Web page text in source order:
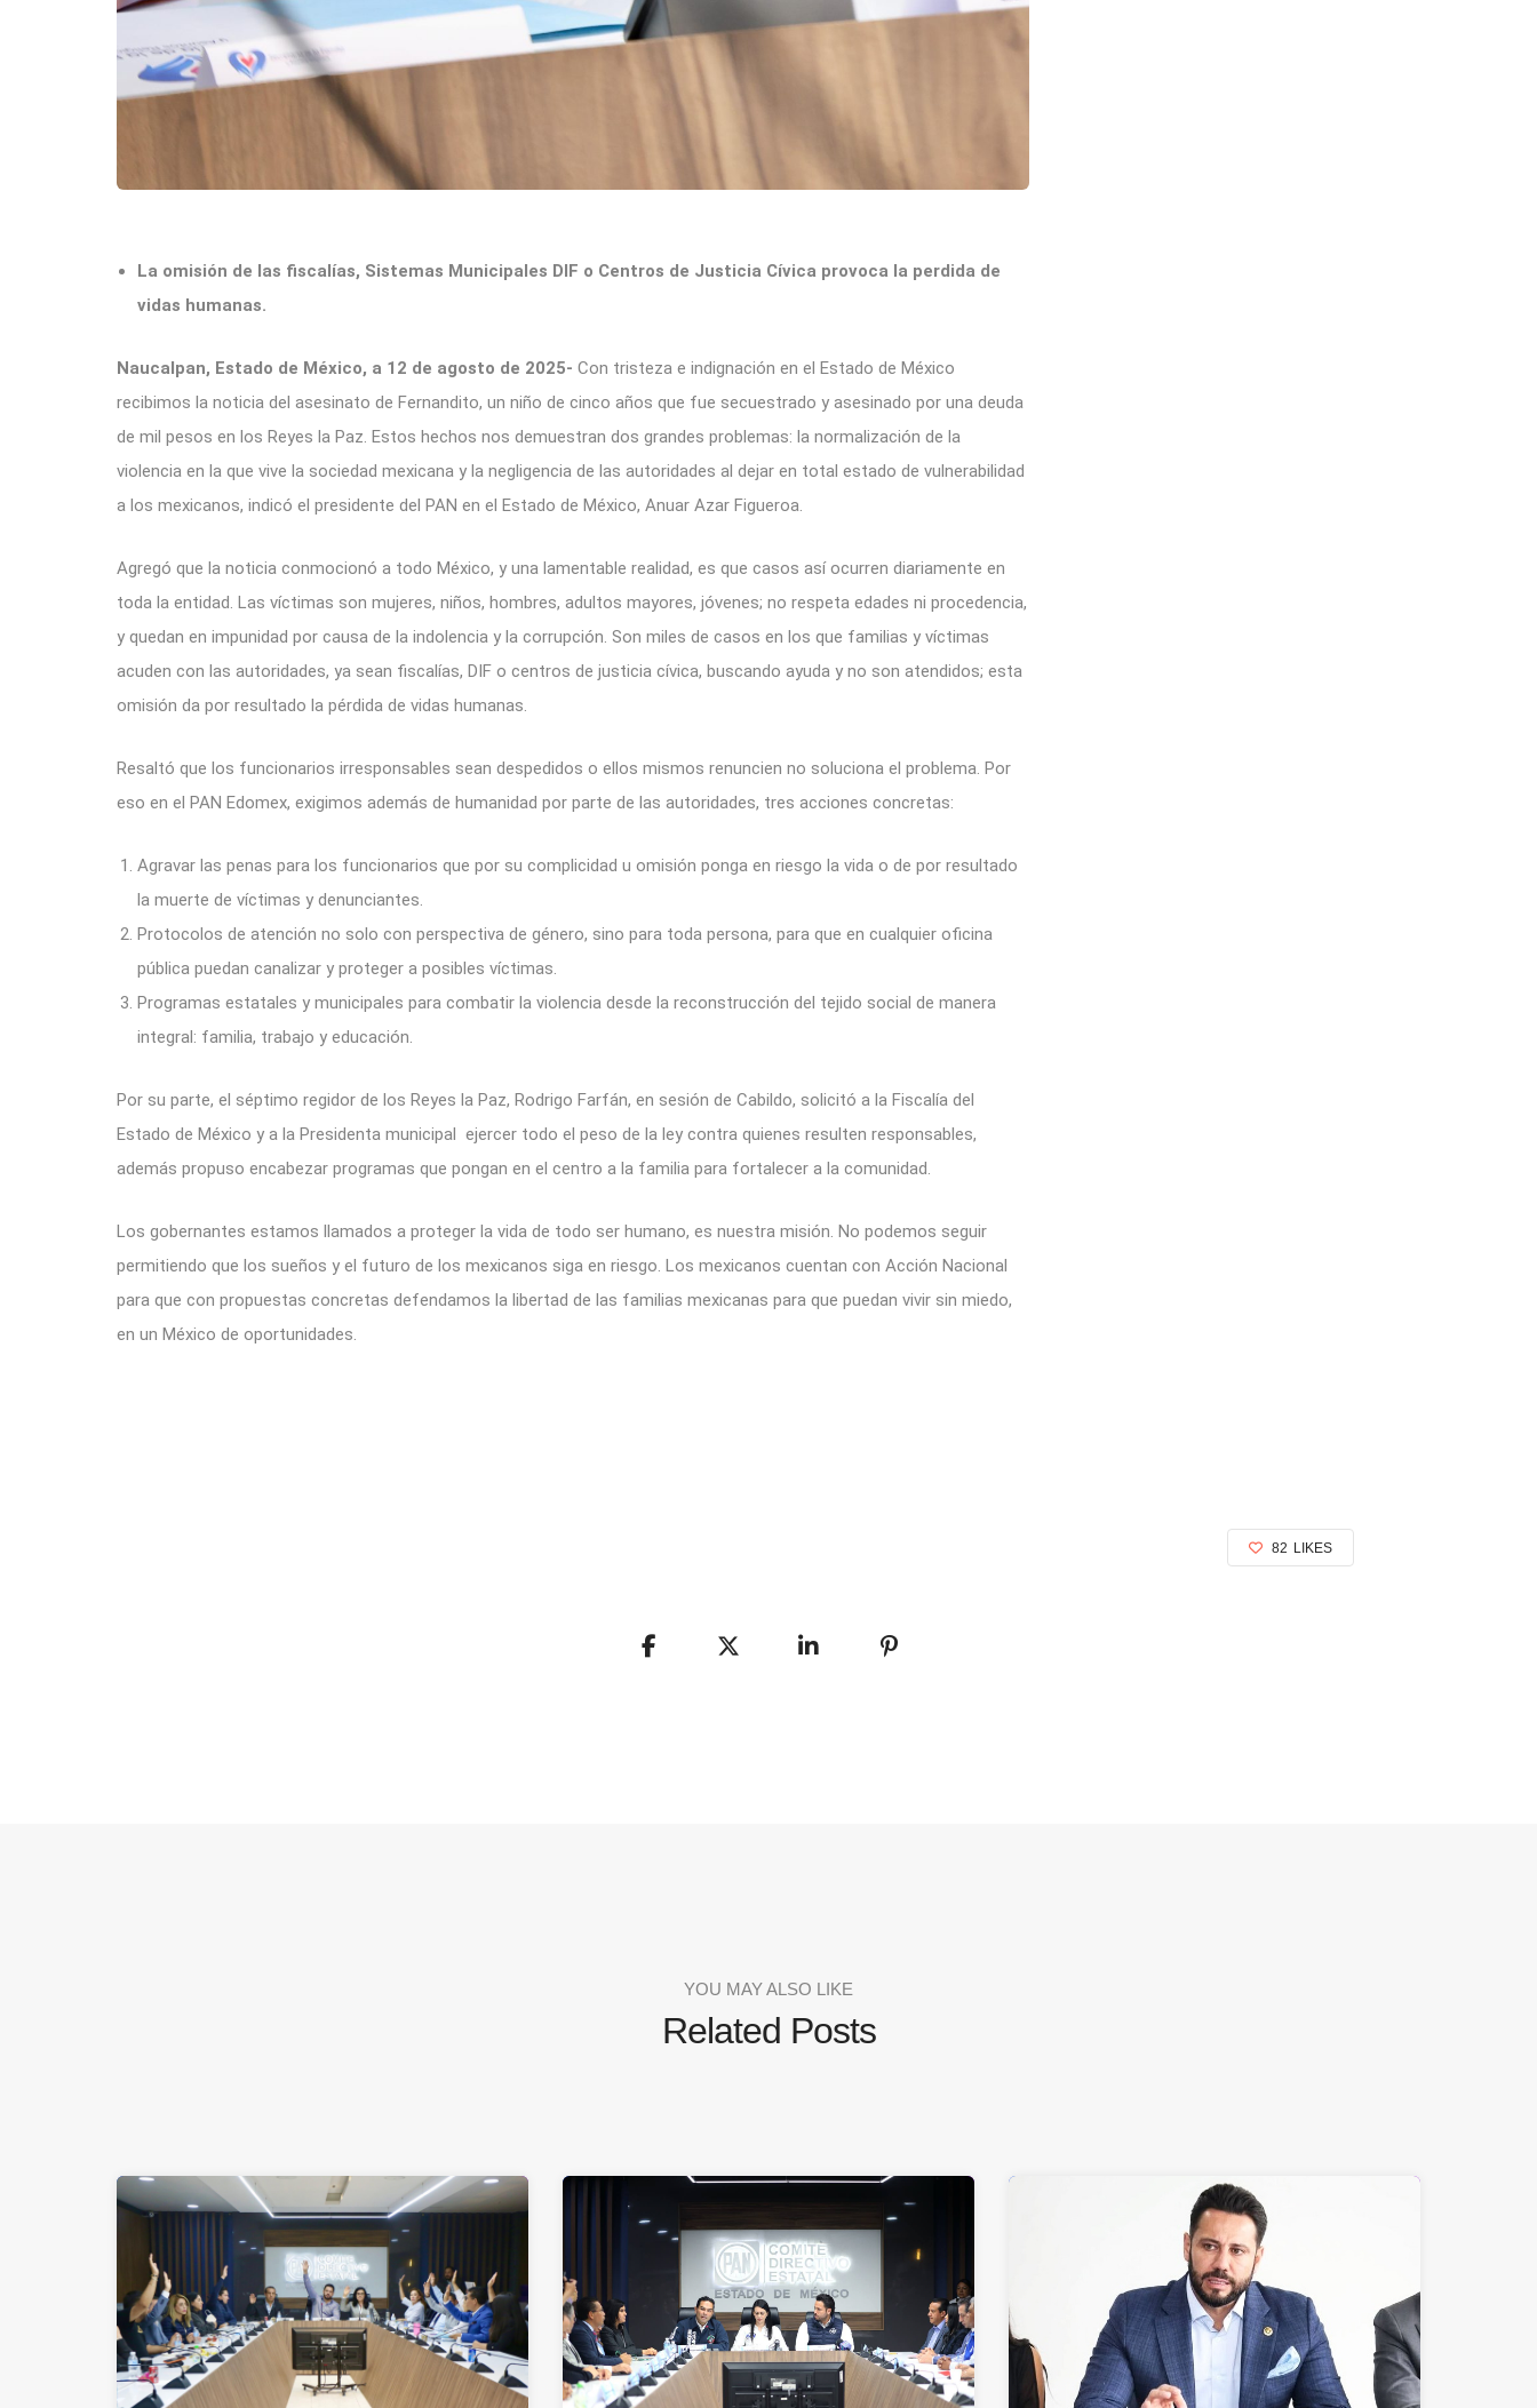
La omisión de las fiscalías, Sistemas Municipales DIF o Centros de Justicia Cívica provoca la perdida de
vidas humanas.
Naucalpan, Estado de México, a 12 de agosto de 2025- Con tristeza e indignación en el Estado de México
recibimos la noticia del asesinato de Fernandito, un niño de cinco años que fue secuestrado y asesinado por una deuda
de mil pesos en los Reyes la Paz. Estos hechos nos demuestran dos grandes problemas: la normalización de la
violencia en la que vive la sociedad mexicana y la negligencia de las autoridades al dejar en total estado de vulnerabilidad
a los mexicanos, indicó el presidente del PAN en el Estado de México, Anuar Azar Figueroa.
Agregó que la noticia conmocionó a todo México, y una lamentable realidad, es que casos así ocurren diariamente en
toda la entidad. Las víctimas son mujeres, niños, hombres, adultos mayores, jóvenes; no respeta edades ni procedencia,
y quedan en impunidad por causa de la indolencia y la corrupción. Son miles de casos en los que familias y víctimas
acuden con las autoridades, ya sean fiscalías, DIF o centros de justicia cívica, buscando ayuda y no son atendidos; esta
omisión da por resultado la pérdida de vidas humanas.
Resaltó que los funcionarios irresponsables sean despedidos o ellos mismos renuncien no soluciona el problema. Por
eso en el PAN Edomex, exigimos además de humanidad por parte de las autoridades, tres acciones concretas:
Agravar las penas para los funcionarios que por su complicidad u omisión ponga en riesgo la vida o de por resultado
la muerte de víctimas y denunciantes.
Protocolos de atención no solo con perspectiva de género, sino para toda persona, para que en cualquier oficina
pública puedan canalizar y proteger a posibles víctimas.
Programas estatales y municipales para combatir la violencia desde la reconstrucción del tejido social de manera
integral: familia, trabajo y educación.
Por su parte, el séptimo regidor de los Reyes la Paz, Rodrigo Farfán, en sesión de Cabildo, solicitó a la Fiscalía del
Estado de México y a la Presidenta municipal ejercer todo el peso de la ley contra quienes resulten responsables,
además propuso encabezar programas que pongan en el centro a la familia para fortalecer a la comunidad.
Los gobernantes estamos llamados a proteger la vida de todo ser humano, es nuestra misión. No podemos seguir
permitiendo que los sueños y el futuro de los mexicanos siga en riesgo. Los mexicanos cuentan con Acción Nacional
para que con propuestas concretas defendamos la libertad de las familias mexicanas para que puedan vivir sin miedo,
en un México de oportunidades.
82 LIKES
YOU MAY ALSO LIKE
Related Posts